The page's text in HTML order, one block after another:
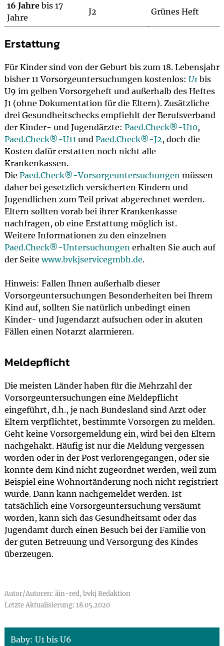
16 Jahrebis 17
Jahre
J2 Grünes Heft
Erstattung
Für Kinder sind von der Geburt bis zum 18. Lebensjahr
bisher 11 Vorsorgeuntersuchungen kostenlos: U1 bis
U9 im gelben Vorsorgeheft und außerhalb des Heftes
J1 (ohne Dokumentation für die Eltern). Zusätzliche
drei Gesundheitschecks empfiehlt der Berufsverband
der Kinder- und Jugendärzte: Paed.Check®-U10,
Paed.Check®-U11und Paed.Check®-J2, doch die
Kosten dafür erstatten noch nicht alle
Krankenkassen.
Die Paed.Check®-Vorsorgeuntersuchungenmüssen
daher bei gesetzlich versicherten Kindern und
Jugendlichen zum Teil privat abgerechnet werden.
Eltern sollten vorab bei ihrer Krankenkasse
nachfragen, ob eine Erstattung möglich ist.
Weitere Informationen zu den einzelnen
Paed.Check®-Untersuchungenerhalten Sie auch auf
der Seitewww.bvkjservicegmbh.de.
Hinweis: Fallen Ihnen außerhalb dieser
Vorsorgeuntersuchungen Besonderheiten bei Ihrem
Kind auf, sollten Sie natürlich unbedingt einen
Kinder- und Jugendarzt aufsuchen oder in akuten
Fällen einen Notarzt alarmieren.
Meldepflicht
Die meisten Länder haben für die Mehrzahl der
Vorsorgeuntersuchungen eine Meldepflicht
eingeführt, d.h., je nach Bundesland sind Arzt oder
Eltern verpflichtet, bestimmte Vorsorgen zu melden.
Geht keine Vorsorgemeldung ein, wird bei den Eltern
nachgehakt. Häufig ist nur die Meldung vergessen
worden oder in der Post verlorengegangen, oder sie
konnte dem Kind nicht zugeordnet werden, weil zum
Beispiel eine Wohnortänderung noch nicht registriert
wurde. Dann kann nachgemeldet werden. Ist
tatsächlich eine Vorsorgeuntersuchung versäumt
worden, kann sich das Gesundheitsamt oder das
Jugendamt durch einen Besuch bei der Familie von
der guten Betreuung und Versorgung des Kindes
überzeugen.
Autor/Autoren: äin-red, bvkj Redaktion
Letzte Aktualisierung: 18.05.2020
Baby: U1 bis U6